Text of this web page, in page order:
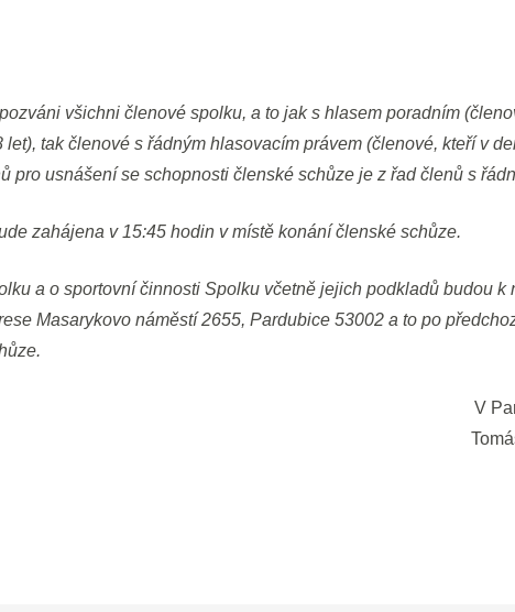
všichni členové spolku, a to jak s hlasem poradním
tak členové s řádným hlasovacím právem (členové, kteří v
pro usnášení se schopnosti členské schůze je z řad členů s
zahájena v 15:45 hodin v místě konání členské schůze.
a o sportovní činnosti Spolku včetně jejich podkladů budou k
Masarykovo náměstí 2655, Pardubice 53002 a to po
V